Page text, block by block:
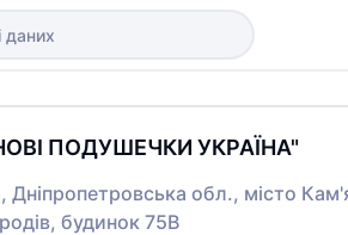
ПОДУШЕЧКИ УКРАЇНА"
Дніпропетровська обл., місто
будинок 75В